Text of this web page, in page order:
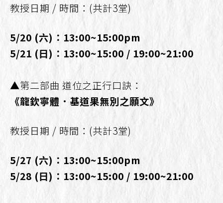
教授日期 / 時間：(共計3堂)
5/20 (六) ： 13:00~15:00pm
5/21 (日) ： 13:00~15:00 / 19:00~21:00
▲第二部曲 道位之正行口訣：
《龍欽寧體．基道果無別之願文》
教授日期 / 時間：(共計3堂)
5/27 (六) ： 13:00~15:00pm
5/28 (日) ： 13:00~15:00 / 19:00~21:00